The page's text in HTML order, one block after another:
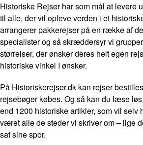
Historiske Rejser har som mål at levere
til alle, der vil opleve verden i et
arrangerer pakkerejser på en række af
specialister og så skræddersyr vi
størrelser, der ønsker deres helt egen
historiske vinkel I ønsker.
På Historiskerejser.dk kan rejser
rejsebøger købes. Og så kan du læse
end 1200 historiske artikler, som vil selv
været alle de steder vi skriver om – lige
sat sine spor.